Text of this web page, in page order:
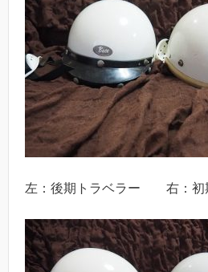
左：後期トラベラー 右：初